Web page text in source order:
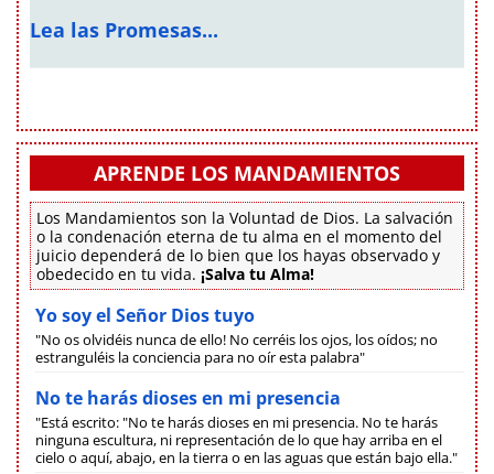
Lea las Promesas...
APRENDE LOS MANDAMIENTOS
Los Mandamientos son la Voluntad de Dios. La salvación
o la condenación eterna de tu alma en el momento del
juicio dependerá de lo bien que los hayas observado y
obedecido en tu vida. ¡Salva tu Alma!
Yo soy el Señor Dios tuyo
"No os olvidéis nunca de ello! No cerréis los ojos, los oídos; no
estranguléis la conciencia para no oír esta palabra"
No te harás dioses en mi presencia
"Está escrito: "No te harás dioses en mi presencia. No te harás
ninguna escultura, ni representación de lo que hay arriba en el
cielo o aquí, abajo, en la tierra o en las aguas que están bajo ella."